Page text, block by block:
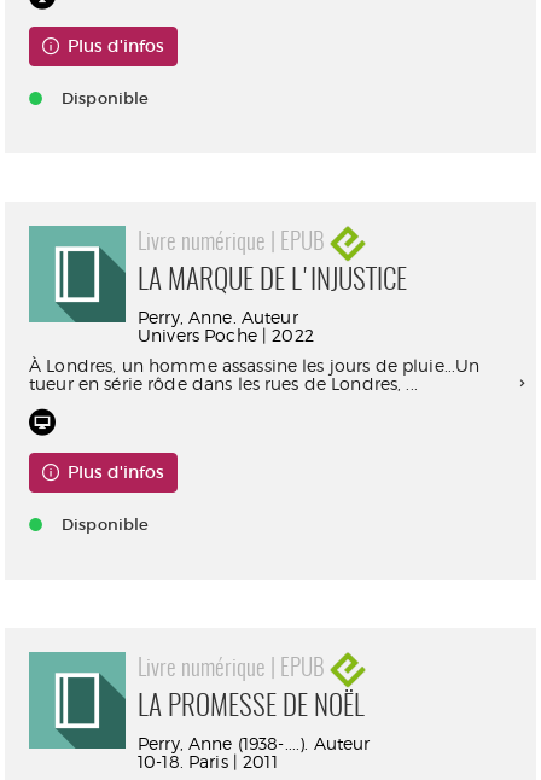
Plus d'infos
Disponible
Livre numérique | EPUB
LA MARQUE DE L'INJUSTICE
Perry, Anne. Auteur
Univers Poche | 2022
À Londres, un homme assassine les jours de pluie...Un
tueur en série rôde dans les rues de Londres, ...
Plus d'infos
Disponible
Livre numérique | EPUB
LA PROMESSE DE NOËL
Perry, Anne (1938-....). Auteur
10-18. Paris | 2011